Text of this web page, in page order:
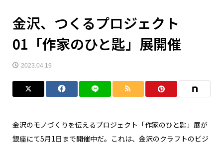
金沢、つくるプロジェクト
01「作家のひと匙」展開催
2023.04.19
金沢のモノづくりを伝えるプロジェクト「作家のひと匙」展が
銀座にて5月1日まで開催中だ。これは、金沢のクラフトのビジ